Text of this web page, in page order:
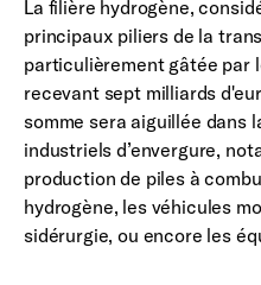
La filière hydrogène,
principaux piliers de la
particulièrement gâtée par
recevant sept milliards
somme sera aiguillée dans
industriels d’envergure,
production de piles à
hydrogène, les véhicules
sidérurgie, ou encore les